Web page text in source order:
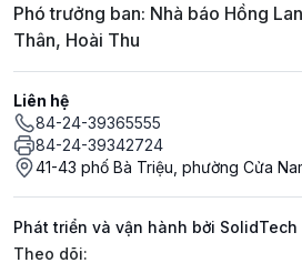
Phó trưởng ban: Nhà báo Hồng
Thân, Hoài Thu
Liên hệ
84-24-39365555
84-24-39342724
41-43 phố Bà Triệu, phường Cửa
Phát triển và vận hành bởi SolidTech
Mạng xã hội
Theo dõi: